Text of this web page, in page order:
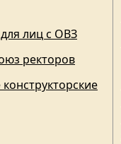
лиц с ОВЗ
ректоров